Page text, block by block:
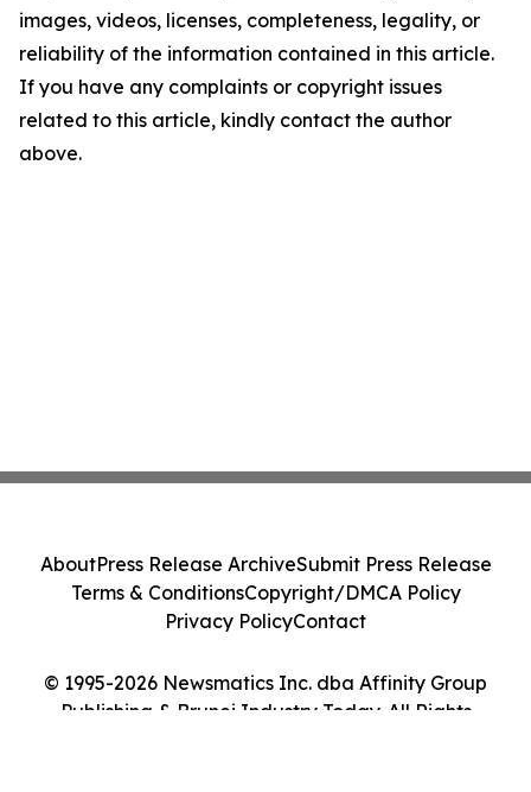
images, videos, licenses, completeness, legality, or
reliability of the information contained in this article.
If you have any complaints or copyright issues
related to this article, kindly contact the author
above.
© 1995-2026 Newsmatics Inc. dba Affinity Group
Publishing & Brunei Industry Today. All Rights
AboutPress Release ArchiveSubmit Press Release
Terms & ConditionsCopyright/DMCA Policy
Privacy PolicyContact